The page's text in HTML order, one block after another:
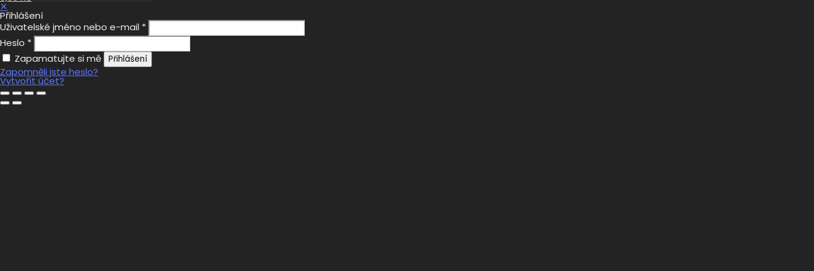
✕
Přihlášení
Uživatelské jméno nebo e-mail *
Heslo *
Zapamatujte si mě
Přihlášení
Zapomněli jste heslo?
Vytvořit účet?